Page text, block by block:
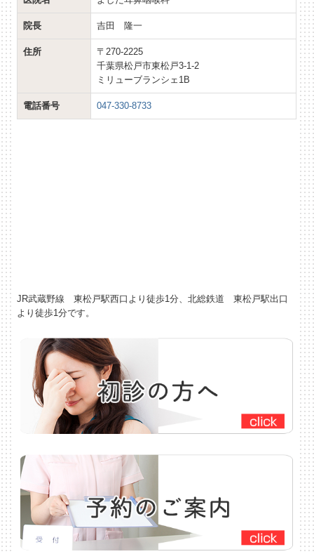
院長 吉田 隆一
住所
〒270-2225
千葉県松戸市東松戸3-1-2
ミリューブランシェ1B
電話番号 047-330-8733
JR武蔵野線 東松戸駅西口より徒歩1分、北総鉄道 東松戸駅出口
より徒歩1分です。